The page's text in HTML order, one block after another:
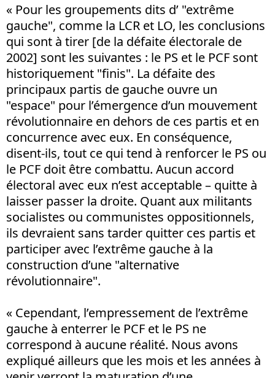
« Pour les groupements dits d’ "extrême
gauche", comme la LCR et LO, les conclusions
qui sont à tirer [de la défaite électorale de
2002] sont les suivantes : le PS et le PCF sont
historiquement "finis". La défaite des
principaux partis de gauche ouvre un
"espace" pour l’émergence d’un mouvement
révolutionnaire en dehors de ces partis et en
concurrence avec eux. En conséquence,
disent-ils, tout ce qui tend à renforcer le PS ou
le PCF doit être combattu. Aucun accord
électoral avec eux n’est acceptable – quitte à
laisser passer la droite. Quant aux militants
socialistes ou communistes oppositionnels,
ils devraient sans tarder quitter ces partis et
participer avec l’extrême gauche à la
construction d’une "alternative
révolutionnaire".
« Cependant, l’empressement de l’extrême
gauche à enterrer le PCF et le PS ne
correspond à aucune réalité. Nous avons
expliqué ailleurs que les mois et les années à